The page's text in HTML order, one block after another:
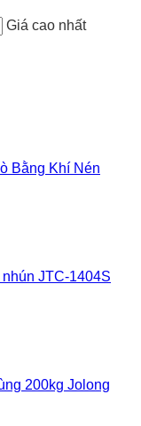
Giá cao nhất
Bằng Khí Nén
JTC-1404S
200kg Jolong